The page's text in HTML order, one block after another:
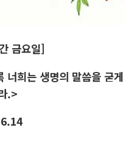
금요일]
너희는 생명의 말씀을 굳게
.>